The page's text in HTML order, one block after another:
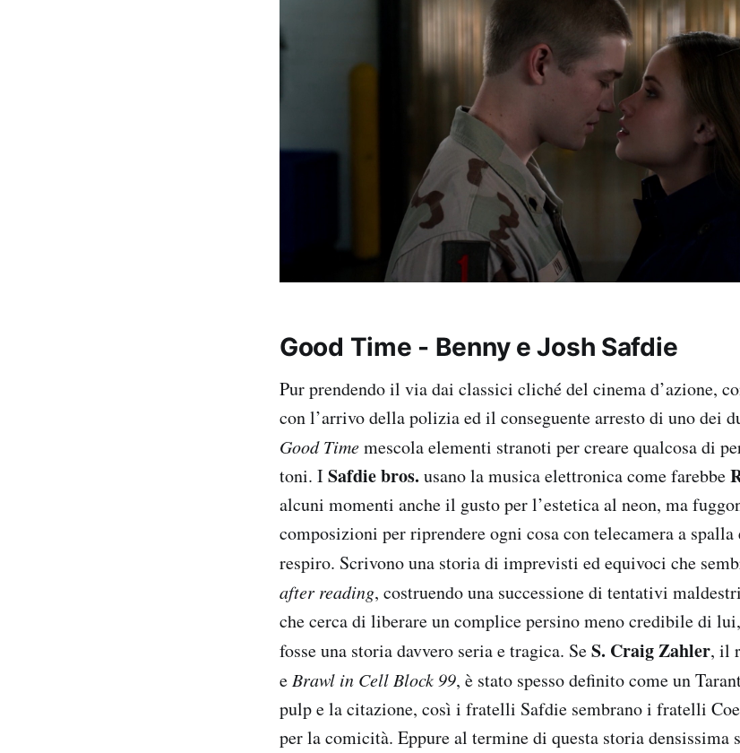
Good Time - Benny e Josh Safdie
Pur prendendo il via dai classici cliché del cinema d’azione,
con l’arrivo della polizia ed il conseguente arresto di uno dei
Good Timemescola elementi stranoti per creare qualcosa di
toni. ISafdie bros. usano la musica elettronica come farebbe
alcuni momenti anche il gusto per l’estetica al neon, ma
composizioni per riprendere ogni cosa con telecamera a spalla
respiro. Scrivono una storia di imprevisti ed equivoci che
after reading, costruendo una successione di tentativi
che cerca di liberare un complice persino meno credibile di
fosse una storia davvero seria e tragica. SeS. Craig Zahler, il
e Brawl in Cell Block 99, è stato spesso definito come un
pulp e la citazione, così i fratelli Safdie sembrano i fratelli
per la comicità. Eppure al termine di questa storia densissima